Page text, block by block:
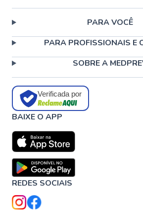
PARA VOCÊ
PARA PROFISSIONAIS E
SOBRE A
Verificada por
BAIXE O APP
REDES SOCIAIS